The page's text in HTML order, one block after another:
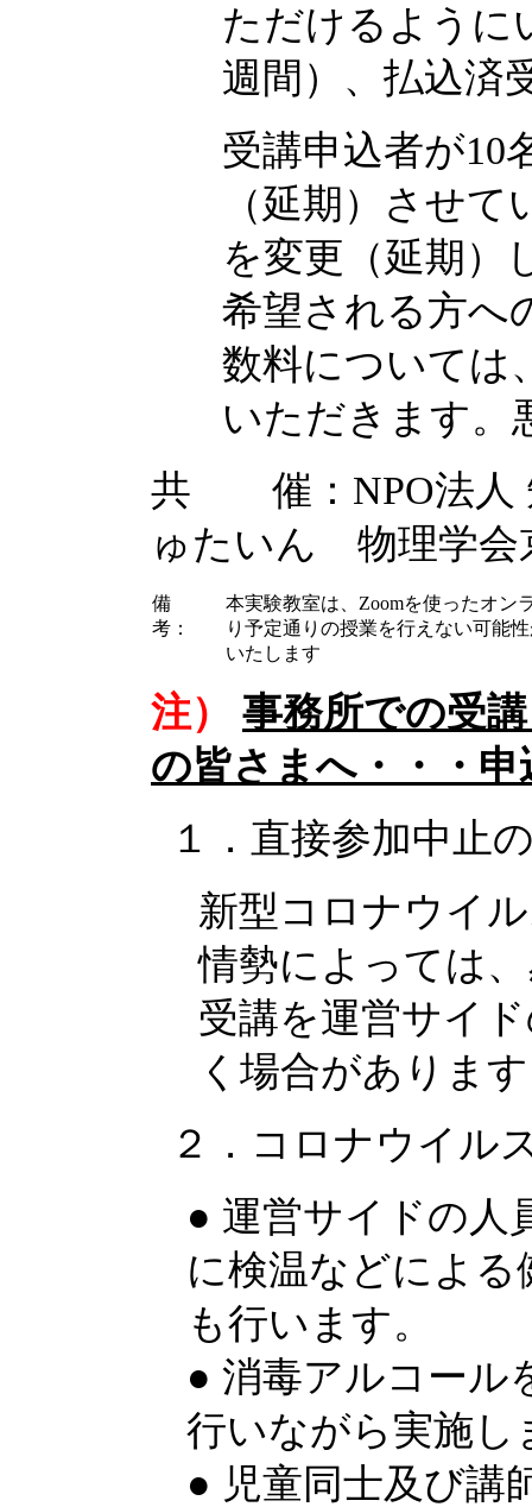
ただけるように
週間）、払込済
受講申込者が10
（延期）させ
を変更（延期）
希望される方へ
数料については
いただきます。
共 催：NPO法人
ゅたいん 物理学会
備
考：
本実験教室は、Zoomを使ったオン
り予定通りの授業を行えない可能
いたします
注）
事務所での受
の皆さまへ・・・
１．直接参加中止
新型コロナウイ
情勢によっては
受講を運営サイ
く場合がありま
２．コロナウイル
● 運営サイドの人
に検温などによ
も行います。
● 消毒アルコール
行いながら実施し
● 児童同士及び講